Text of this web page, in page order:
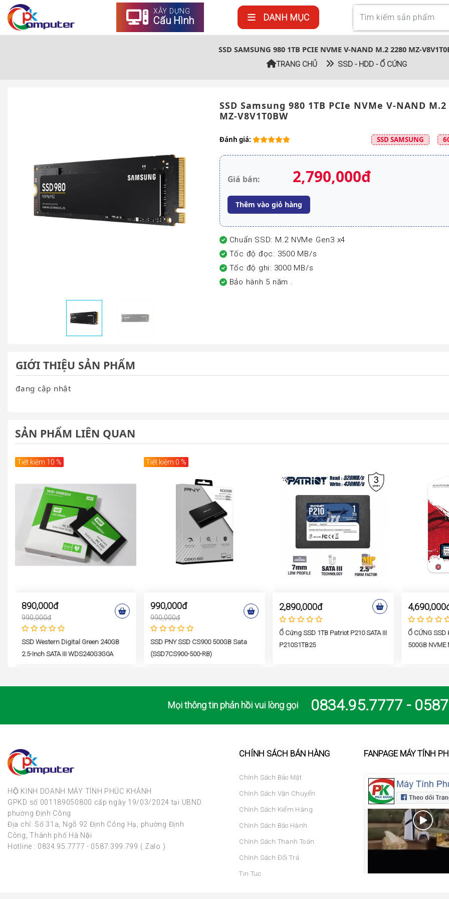
XÂY DỰNG
Cấu Hình DANH MỤC
SSD SAMSUNG 980 1TB PCIE NVME V-NAND M.2 2280 MZ-
TRANG CHỦ SSD - HDD - Ổ CỨNG
SSD Samsung 980 1TB PCIe NVMe V-NAND M.2
MZ-V8V1T0BW
Đánh giá: SSD SAMSUNG
Giá bán: 2,790,000đ
Thêm vào giỏ hàng
Chuẩn SSD: M.2 NVMe Gen3 x4
Tốc độ đọc: 3500 MB/s
Tốc độ ghi: 3000 MB/s
Bảo hành 5 năm .
GIỚI THIỆU SẢN PHẨM
đang cập nhật
SẢN PHẨM LIÊN QUAN
Tiết kiệm 10 %
890,000đ
990,000đ
SSD Western Digital Green 240GB
2.5-Inch SATA III WDS240G3G0A
Tiết kiệm 0 %
990,000đ
990,000đ
SSD PNY SSD CS900 500GB Sata
(SSD7CS900-500-RB)
2,890,000đ
Ổ Cứng SSD 1TB Patriot P210 SATA III
P210S1TB25
Ổ CỨNG SSD
500GB NVME
Mọi thông tin phản hồi vui lòng gọi 0834.95.7777 -
HỘ KINH DOANH MÁY TÍNH PHÚC KHÁNH
GPKD số 001189050800 cấp ngày 19/03/2024 tại UBND
phường Định Công
Địa chỉ: Số 31a, Ngõ 92 Định Công Hạ, phường Định
Công, Thành phố Hà Nội
Hotline : 0834.95.7777 - 0587.399.799 ( Zalo )
CHÍNH SÁCH BÁN HÀNG
Chính Sách Bảo Mật
Chính Sách Vận Chuyển
Chính Sách Kiểm Hàng
Chính Sách Bảo Hành
Chính Sách Thanh Toán
Chính Sách Đổi Trả
Tin Tuc
FANPAGE MÁY TÍNH